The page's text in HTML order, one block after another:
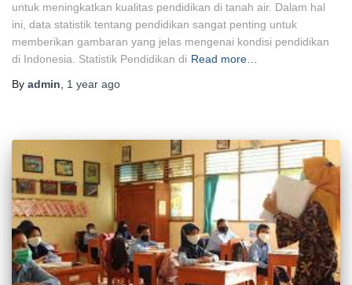
untuk meningkatkan kualitas pendidikan di tanah air. Dalam hal
ini, data statistik tentang pendidikan sangat penting untuk
memberikan gambaran yang jelas mengenai kondisi pendidikan
di Indonesia. Statistik Pendidikan di Read more…
By admin 1 year ago